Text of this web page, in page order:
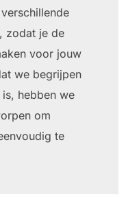
zodat je de
voor jouw
we begrijpen
hebben we
om
te